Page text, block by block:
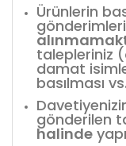
Ürünlerin
talepleriniz
damat
basılması
gönderilen
halinde